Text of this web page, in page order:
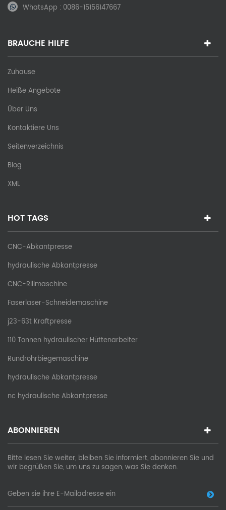
WhatsApp : 0086-15156147667
BRAUCHE HILFE
Zuhause
Heiße Angebote
Über Uns
Kontaktiere Uns
Seitenverzeichnis
Blog
XML
HOT TAGS
CNC-Abkantpresse
hydraulische Abkantpresse
CNC-Rillmaschine
Faserlaser-Schneidemaschine
j23-63t Kraftpresse
110 Tonnen hydraulischer Hüttenarbeiter
Rundrohrbiegemaschine
hydraulische Abkantpresse
nc hydraulische Abkantpresse
ABONNIEREN
Bitte lesen Sie weiter, bleiben Sie informiert, abonnieren Sie und
wir begrüßen Sie, um uns zu sagen, was Sie denken.